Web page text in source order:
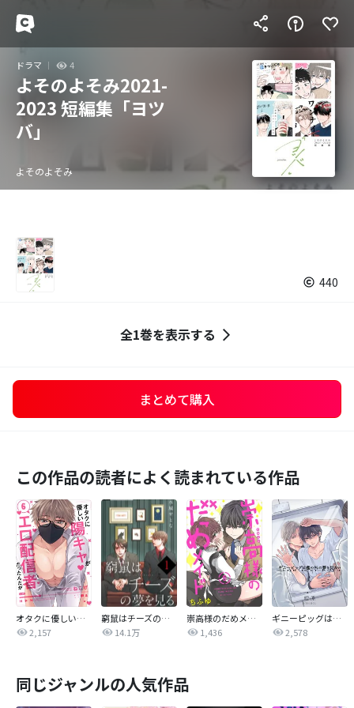
ドラマ 4
よそのよそみ2021-
2023 短編集「ヨツ
バ」
よそのよそみ
440
全1巻を表示する
まとめて購入
この作品の読者によく読まれている作品
オタクに優しい陽キャがエロ配信者だったんだが【単話売】
2,157
窮鼠はチーズの夢を見る【単話】
14.1万
崇高様のだめメイド 【単話売】
1,436
ギニーピッグは檻の外の夢を見ない【単話売】
2,578
同じジャンルの人気作品